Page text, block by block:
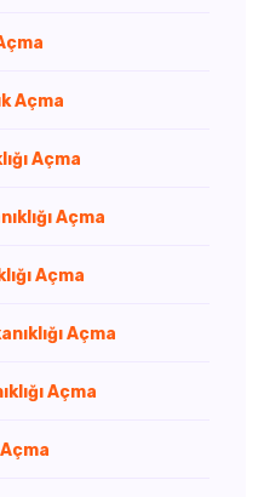
Açma
Açma
Açma
Açma
Açma
Açma